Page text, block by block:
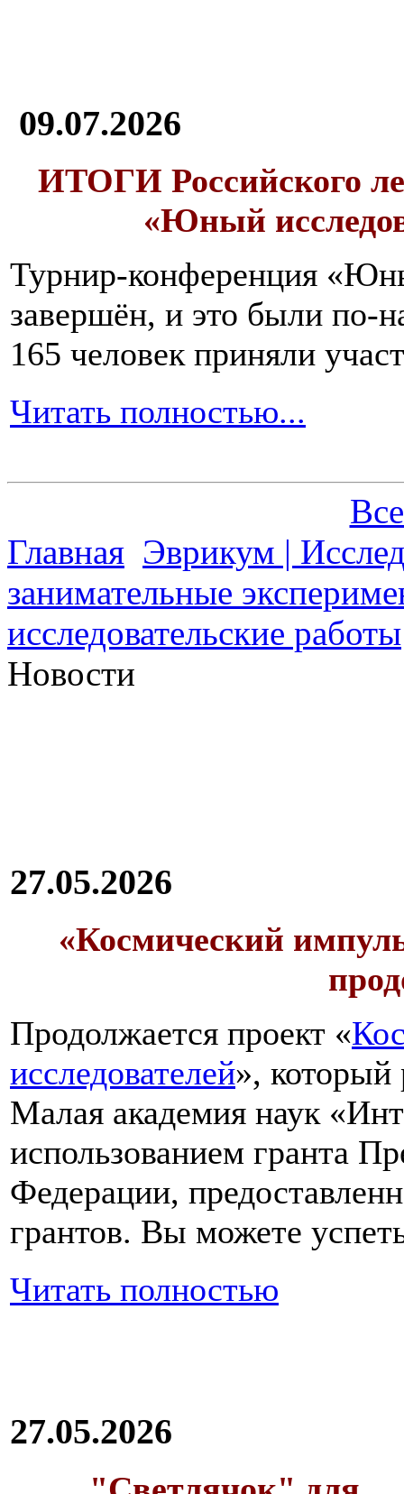
09.07.2026
ИТОГИ Российского
«Юный
Турнир-конференция
завершён, и это были по-
165 человек приняли
Читать полностью...
Главная Эврикум |
занимательные
исследовательские работы
Новости
27.05.2026
«Космический
Продолжается проект «
исследователей», который
Малая академия наук
использованием гранта
Федерации,
грантов. Вы можете
Читать полностью
27.05.2026